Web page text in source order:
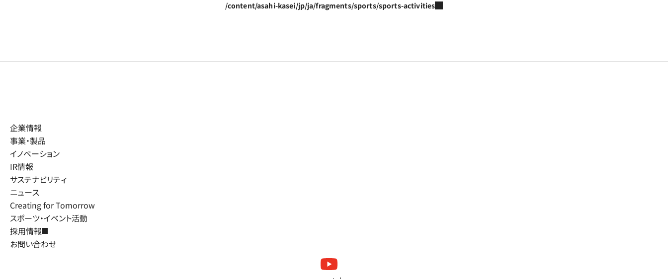
/content/asahi-kasei/jp/ja/fragments/sports/sports-activities
企業情報
事業・製品
イノベーション
IR情報
サステナビリティ
ニュース
Creating for Tomorrow
スポーツ・イベント活動
採用情報
お問い合わせ